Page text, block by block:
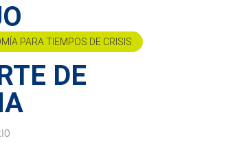
PARA TIEMPOS DE CRISIS
DE